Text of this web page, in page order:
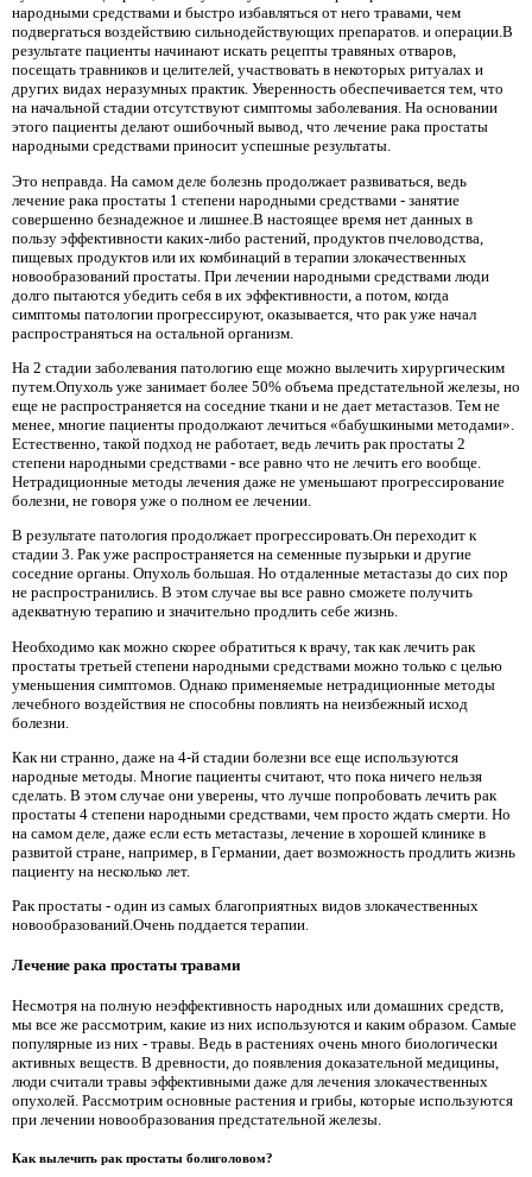
народными средствами и быстро избавляться от него травами, чем
подвергаться воздействию сильнодействующих препаратов. и операции.В
результате пациенты начинают искать рецепты травяных отваров,
посещать травников и целителей, участвовать в некоторых ритуалах и
других видах неразумных практик. Уверенность обеспечивается тем, что
на начальной стадии отсутствуют симптомы заболевания. На основании
этого пациенты делают ошибочный вывод, что лечение рака простаты
народными средствами приносит успешные результаты.
Это неправда. На самом деле болезнь продолжает развиваться, ведь
лечение рака простаты 1 степени народными средствами - занятие
совершенно безнадежное и лишнее.В настоящее время нет данных в
пользу эффективности каких-либо растений, продуктов пчеловодства,
пищевых продуктов или их комбинаций в терапии злокачественных
новообразований простаты. При лечении народными средствами люди
долго пытаются убедить себя в их эффективности, а потом, когда
симптомы патологии прогрессируют, оказывается, что рак уже начал
распространяться на остальной организм.
На 2 стадии заболевания патологию еще можно вылечить хирургическим
путем.Опухоль уже занимает более 50% объема предстательной железы, но
еще не распространяется на соседние ткани и не дает метастазов. Тем не
менее, многие пациенты продолжают лечиться «бабушкиными методами».
Естественно, такой подход не работает, ведь лечить рак простаты 2
степени народными средствами - все равно что не лечить его вообще.
Нетрадиционные методы лечения даже не уменьшают прогрессирование
болезни, не говоря уже о полном ее лечении.
В результате патология продолжает прогрессировать.Он переходит к
стадии 3. Рак уже распространяется на семенные пузырьки и другие
соседние органы. Опухоль большая. Но отдаленные метастазы до сих пор
не распространились. В этом случае вы все равно сможете получить
адекватную терапию и значительно продлить себе жизнь.
Необходимо как можно скорее обратиться к врачу, так как лечить рак
простаты третьей степени народными средствами можно только с целью
уменьшения симптомов. Однако применяемые нетрадиционные методы
лечебного воздействия не способны повлиять на неизбежный исход
болезни.
Как ни странно, даже на 4-й стадии болезни все еще используются
народные методы. Многие пациенты считают, что пока ничего нельзя
сделать. В этом случае они уверены, что лучше попробовать лечить рак
простаты 4 степени народными средствами, чем просто ждать смерти. Но
на самом деле, даже если есть метастазы, лечение в хорошей клинике в
развитой стране, например, в Германии, дает возможность продлить жизнь
пациенту на несколько лет.
Рак простаты - один из самых благоприятных видов злокачественных
новообразований.Очень поддается терапии.
Лечение рака простаты травами
Несмотря на полную неэффективность народных или домашних средств,
мы все же рассмотрим, какие из них используются и каким образом. Самые
популярные из них - травы. Ведь в растениях очень много биологически
активных веществ. В древности, до появления доказательной медицины,
люди считали травы эффективными даже для лечения злокачественных
опухолей. Рассмотрим основные растения и грибы, которые используются
при лечении новообразования предстательной железы.
Как вылечить рак простаты болиголовом?